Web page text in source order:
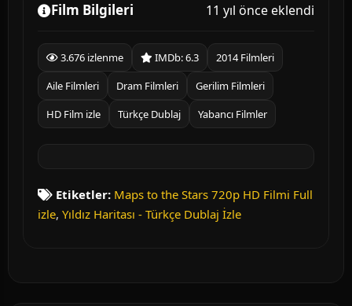
Film Bilgileri 11 yıl önce eklendi
3.676 izlenme IMDb: 6.3
2014 Filmleri
Aile Filmleri
Dram Filmleri
Gerilim Filmleri
HD Film izle
Türkçe Dublaj Yabancı Filmler
Etiketler: Maps to the Stars 720p HD Filmi Full
izle, Yıldız Haritası - Türkçe Dublaj İzle